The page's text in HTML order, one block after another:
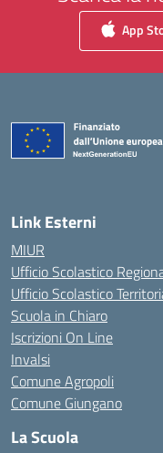
App
Link Esterni
MIUR
Ufficio Scolastico
Ufficio Scolastico
Scuola in Chiaro
Iscrizioni On Line
Invalsi
Comune Agropoli
Comune Giungano
La Scuola